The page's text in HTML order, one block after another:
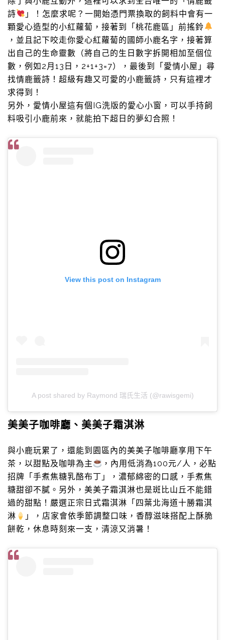
詩
」！怎麼求呢？一開始憑門票換取的飼料中會有一
顆愛心造型的小紅蘿蔔，接著到「桃花鹿區」前搖鈴
，並且記下咬走你愛心紅蘿蔔的國師小鹿名字，接著算
出自己的生命靈數（將自己的生日數字拆開相加至個位
數，例如2月13日，2+1+3=7），最後到「愛情小屋」尋
找情鹿籤詩！超級有趣又可愛的小鹿籤詩，只有這裡才
求得到！
另外，愛情小屋這有個IG洗版的愛心小窗，可以手持飼
料吸引小鹿前來，就能拍下超日的夢幻合照！
View this post on Instagram
A post shared by Raymond 瑞氏生活 (@rawisgemi)
美美子咖啡廳、美美子霜淇淋
與小鹿玩累了，還能到園區內的美美子咖啡廳享用下午
茶，以甜點及咖啡為主
，內用低消為100元/人，必點
招牌「手煮焦糖乳酪布丁」，濃郁綿密的口感，手煮焦
糖甜卻不膩。另外，美美子霜淇淋也是斑比山丘不能錯
過的甜點！嚴選正宗日式霜淇淋「四葉北海道十勝霜淇
淋
」，店家會依季節調整口味，香醇滋味搭配上酥脆
餅乾，休息時刻來一支，清涼又消暑！